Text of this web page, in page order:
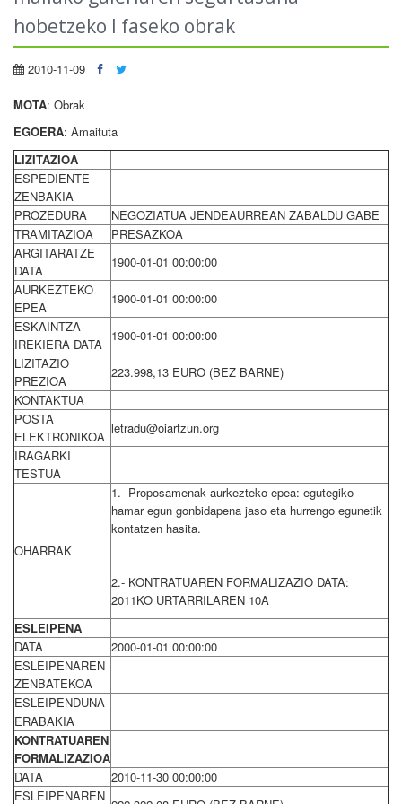
hobetzeko I faseko obrak
2010-11-09
MOTA: Obrak
EGOERA: Amaituta
LIZITAZIOA
ESPEDIENTE
ZENBAKIA
PROZEDURA
NEGOZIATUA JENDEAURREAN ZABALDU GABE
TRAMITAZIOA
PRESAZKOA
ARGITARATZE
DATA
1900-01-01 00:00:00
AURKEZTEKO
EPEA
1900-01-01 00:00:00
ESKAINTZA
IREKIERA DATA
1900-01-01 00:00:00
LIZITAZIO
PREZIOA
223.998,13 EURO (BEZ BARNE)
KONTAKTUA
POSTA
ELEKTRONIKOA
letradu@oiartzun.org
IRAGARKI
TESTUA
OHARRAK
1.- Proposamenak aurkezteko epea: egutegiko
hamar egun gonbidapena jaso eta hurrengo egunetik
kontatzen hasita.
2.- KONTRATUAREN FORMALIZAZIO DATA:
2011KO URTARRILAREN 10A
ESLEIPENA
DATA
2000-01-01 00:00:00
ESLEIPENAREN
ZENBATEKOA
ESLEIPENDUNA
ERABAKIA
KONTRATUAREN
FORMALIZAZIOA
DATA
2010-11-30 00:00:00
ESLEIPENAREN